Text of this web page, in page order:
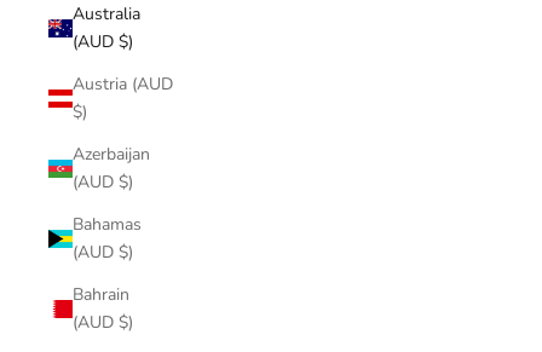
Australia
(AUD $)
Austria (AUD
$)
Azerbaijan
(AUD $)
Bahamas
(AUD $)
Bahrain
(AUD $)